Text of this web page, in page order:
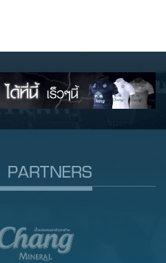
PARTNERS